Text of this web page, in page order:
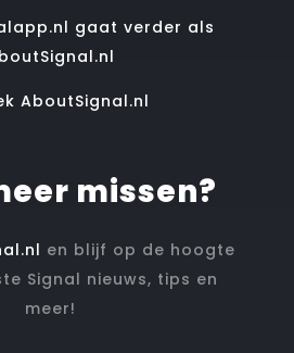
gaat verder als
AboutSignal.nl
missen?
en blijf op de hoogte
Signal nieuws, tips en
meer!